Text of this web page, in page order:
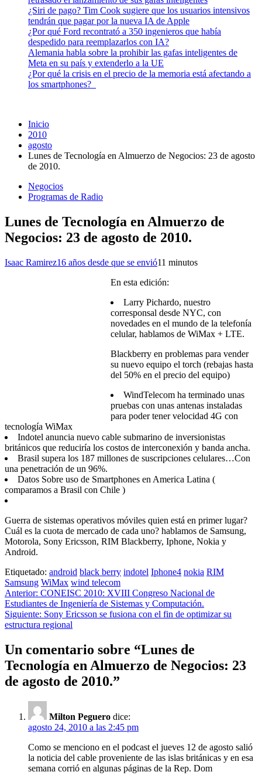
¿Siri de pago? Tim Cook sugiere que los usuarios intensivos
tendrán que pagar por la nueva IA de Apple
¿Por qué Ford recontrató a 350 ingenieros que había
despedido para reemplazarlos con IA?
Alemania habla sobre la prohibir las gafas inteligentes de
Meta en su país y extenderlo a la UE
¿Por qué la crisis en el precio de la memoria está afectando a
los smartphones?
Inicio
2010
agosto
Lunes de Tecnología en Almuerzo de Negocios: 23 de agosto
de 2010.
Negocios
Programas de Radio
Lunes de Tecnología en Almuerzo de
Negocios: 23 de agosto de 2010.
Isaac Ramirez16 años desde que se envió11 minutos
En esta edición:
Larry Pichardo, nuestro
corresponsal desde NYC, con
novedades en el mundo de la telefonía
celular, hablamos de WiMax + LTE.
Blackberry en problemas para vender
su nuevo equipo el torch (rebajas hasta
del 50% en el precio del equipo)
WindTelecom ha terminado unas
pruebas con unas antenas instaladas
para poder tener velocidad 4G con
tecnología WiMax
Indotel anuncia nuevo cable submarino de inversionistas
británicos que reduciría los costos de interconexión y banda ancha.
Brasil supera los 187 millones de suscripciones celulares…Con
una penetración de un 96%.
Datos Sobre uso de Smartphones en America Latina (
comparamos a Brasil con Chile )
Guerra de sistemas operativos móviles quien está en primer lugar?
Cuál es la cuota de mercado de cada uno? hablamos de Samsung,
Motorola, Sony Ericsson, RIM Blackberry, Iphone, Nokia y
Android.
Etiquetado: android black berry indotel Iphone4 nokia RIM
Samsung WiMax wind telecom
Navegación
de
entradas
Anterior: CONEISC 2010: XVIII Congreso Nacional de
Estudiantes de Ingeniería de Sistemas y Computación.
Siguiente: Sony Ericsson se fusiona con el fin de optimizar su
estructura regional
Un comentario sobre “Lunes de
Tecnología en Almuerzo de Negocios: 23
de agosto de 2010.”
Milton Peguero dice:
agosto 24, 2010 a las 2:45 pm
Como se menciono en el podcast el jueves 12 de agosto salió
la noticia del cable proveniente de las islas británicas y en esa
semana corrió en algunas páginas de la Rep. Dom